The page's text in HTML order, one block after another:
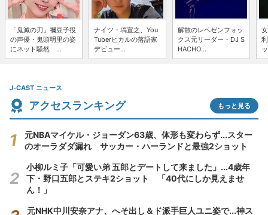
「鬼滅の刃」禰豆子役
の声優・鬼頭明里の姿
にネット騒然 ...
ナイツ・塙宣之、You
Tuberヒカルの落語家
デビュー...
解散のレペゼンフォッ
クス元リーダー・DJ S
HACHO...
J-CAST ニュース
アクセスランキング もっと見る
元NBAマイケル・ジョーダン63歳、体形も変わらず...スター
のオーラダダ漏れ サッカー・ハーランドと最強2ショット
小柳ルミ子「可愛い弟 五郎とデートして来ました」...4歳年
下・野口五郎とステキ2ショット 「40代にしか見えませ
ん！」
元NHK中川安奈アナ、へそ出し＆ド派手巨人ユニ姿で...神ス